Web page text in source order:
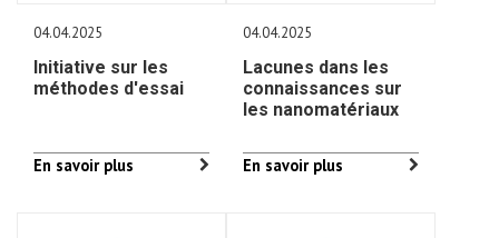
04.04.2025
Initiative sur les
méthodes d'essai
En savoir plus
04.04.2025
Lacunes dans les
connaissances sur
les nanomatériaux
En savoir plus